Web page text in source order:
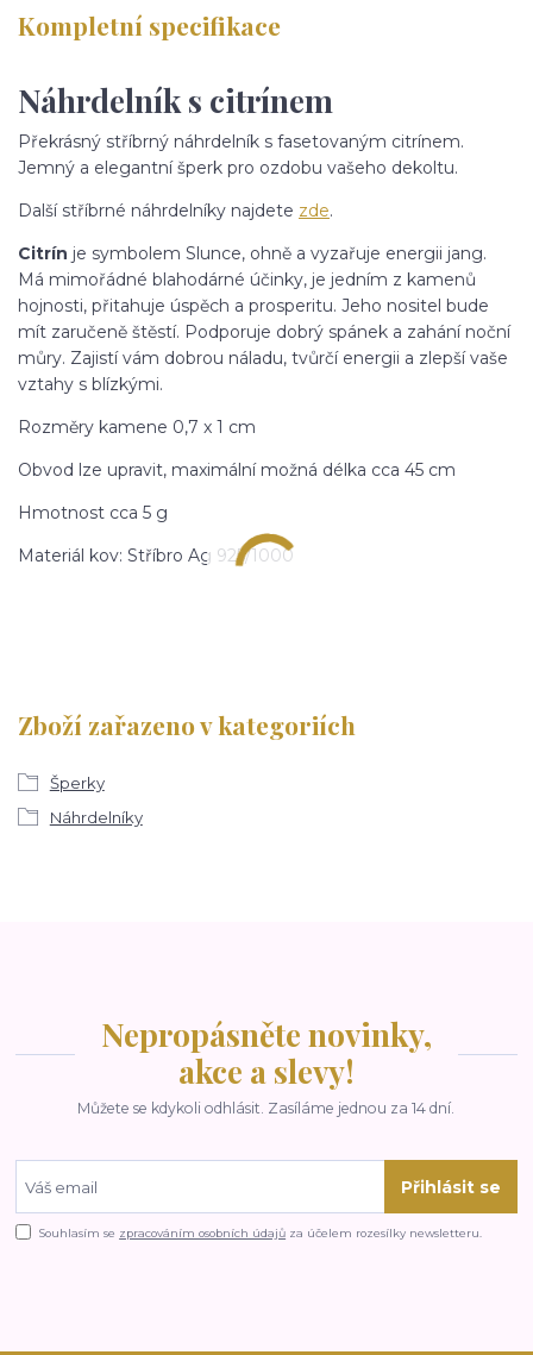
Kompletní specifikace
Náhrdelník s citrínem
Překrásný stříbrný náhrdelník s fasetovaným citrínem.
Jemný a elegantní šperk pro ozdobu vašeho dekoltu.
Další stříbrné náhrdelníky najdete zde.
Citrín je symbolem Slunce, ohně a vyzařuje energii jang.
Má mimořádné blahodárné účinky, je jedním z kamenů
hojnosti, přitahuje úspěch a prosperitu. Jeho nositel bude
mít zaručeně štěstí. Podporuje dobrý spánek a zahání noční
můry. Zajistí vám dobrou náladu, tvůrčí energii a zlepší vaše
vztahy s blízkými.
Rozměry kamene 0,7 x 1 cm
Obvod lze upravit, maximální možná délka cca 45 cm
Hmotnost cca 5 g
Materiál kov: Stříbro Ag 925/1000
Zboží zařazeno v kategoriích
Šperky
Náhrdelníky
Nepropásněte novinky,
akce a slevy!
Můžete se kdykoli odhlásit. Zasíláme jednou za 14 dní.
Přihlásit se
Souhlasím se zpracováním osobních údajů za účelem rozesílky newsletteru.